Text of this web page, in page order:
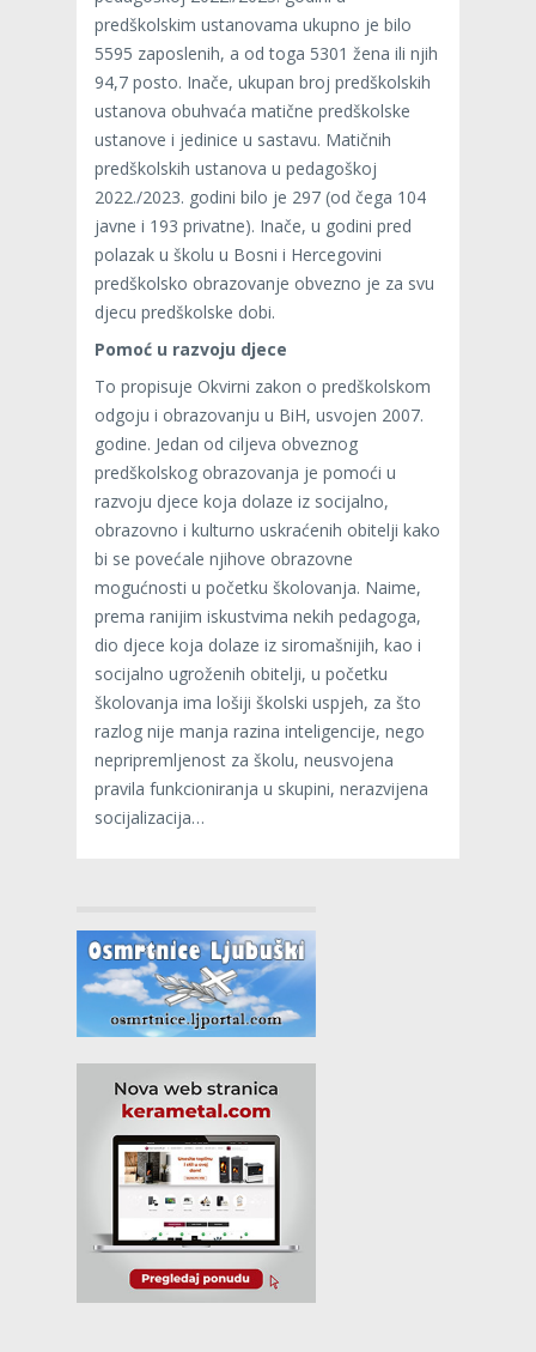
predškolskim ustanovama ukupno je bilo
5595 zaposlenih, a od toga 5301 žena ili njih
94,7 posto. Inače, ukupan broj predškolskih
ustanova obuhvaća matične predškolske
ustanove i jedinice u sastavu. Matičnih
predškolskih ustanova u pedagoškoj
2022./2023. godini bilo je 297 (od čega 104
javne i 193 privatne). Inače, u godini pred
polazak u školu u Bosni i Hercegovini
predškolsko obrazovanje obvezno je za svu
djecu predškolske dobi.
Pomoć u razvoju djece
To propisuje Okvirni zakon o predškolskom
odgoju i obrazovanju u BiH, usvojen 2007.
godine. Jedan od ciljeva obveznog
predškolskog obrazovanja je pomoći u
razvoju djece koja dolaze iz socijalno,
obrazovno i kulturno uskraćenih obitelji kako
bi se povećale njihove obrazovne
mogućnosti u početku školovanja. Naime,
prema ranijim iskustvima nekih pedagoga,
dio djece koja dolaze iz siromašnijih, kao i
socijalno ugroženih obitelji, u početku
školovanja ima lošiji školski uspjeh, za što
razlog nije manja razina inteligencije, nego
nepripremljenost za školu, neusvojena
pravila funkcioniranja u skupini, nerazvijena
socijalizacija…